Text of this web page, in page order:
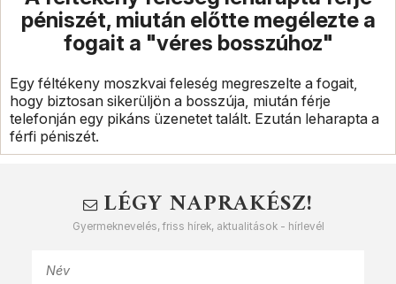
péniszét, miután előtte megélezte a
fogait a "véres bosszúhoz"
Egy féltékeny moszkvai feleség megreszelte a fogait,
hogy biztosan sikerüljön a bosszúja, miután férje
telefonján egy pikáns üzenetet talált. Ezután leharapta a
férfi péniszét.
LÉGY NAPRAKÉSZ!
Gyermeknevelés, friss hírek, aktualitások - hírlevél